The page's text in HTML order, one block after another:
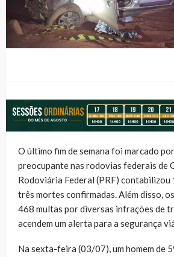
O último fim de semana foi marcado
preocupante nas rodovias federais de
Rodoviária Federal (PRF) contabilizou
três mortes confirmadas. Além disso,
468 multas por diversas infrações de
acendem um alerta para a segurança
Na sexta-feira (03/07), um homem de